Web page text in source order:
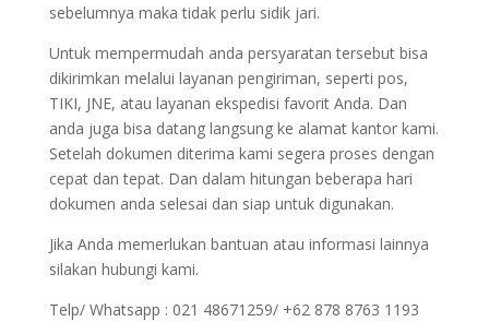
sebelumnya maka tidak perlu sidik jari.
Untuk mempermudah anda persyaratan tersebut bisa
dikirimkan melalui layanan pengiriman, seperti pos,
TIKI, JNE, atau layanan ekspedisi favorit Anda. Dan
anda juga bisa datang langsung ke alamat kantor kami.
Setelah dokumen diterima kami segera proses dengan
cepat dan tepat. Dan dalam hitungan beberapa hari
dokumen anda selesai dan siap untuk digunakan.
Jika Anda memerlukan bantuan atau informasi lainnya
silakan hubungi kami.
Telp/ Whatsapp : 021 48671259/ +62 878 8763 1193